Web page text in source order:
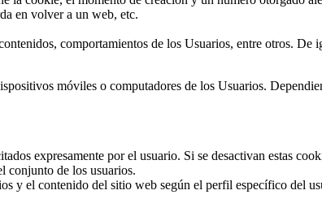
en volver a un web, etc.
comportamientos de los Usuarios, entre otros. De
móviles o computadores de los Usuarios.
expresamente por el usuario. Si se desactivan estas
conjunto de los usuarios.
y el contenido del sitio web según el perfil específico del